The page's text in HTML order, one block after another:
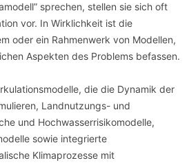
sprechen, stellen sie sich oft
vor. In Wirklichkeit ist die
oder ein Rahmenwerk von Modellen,
Aspekten des Problems befassen.
die die Dynamik der
Landnutzungs- und
und Hochwasserrisikomodelle,
sowie integrierte
Klimaprozesse mit